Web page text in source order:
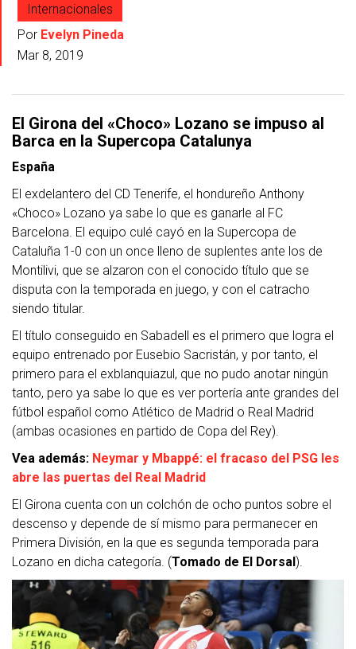
Internacionales
Por Evelyn Pineda
Mar 8, 2019
El Girona del «Choco» Lozano se impuso al
Barca en la Supercopa Catalunya
España
El exdelantero del CD Tenerife, el hondureño Anthony
«Choco» Lozano ya sabe lo que es ganarle al FC
Barcelona. El equipo culé cayó en la Supercopa de
Cataluña 1-0 con un once lleno de suplentes ante los de
Montilivi, que se alzaron con el conocido título que se
disputa con la temporada en juego, y con el catracho
siendo titular.
El título conseguido en Sabadell es el primero que logra el
equipo entrenado por Eusebio Sacristán, y por tanto, el
primero para el exblanquiazul, que no pudo anotar ningún
tanto, pero ya sabe lo que es ver portería ante grandes del
fútbol español como Atlético de Madrid o Real Madrid
(ambas ocasiones en partido de Copa del Rey).
Vea además: Neymar y Mbappé: el fracaso del PSG les
abre las puertas del Real Madrid
El Girona cuenta con un colchón de ocho puntos sobre el
descenso y depende de sí mismo para permanecer en
Primera División, en la que es segunda temporada para
Lozano en dicha categoría. (Tomado de El Dorsal).